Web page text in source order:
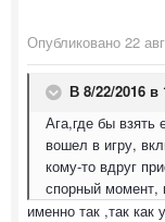
Опубликовано 22
В 8/22/2016 в
Ага,где бы
вошел в игру,
кому-то вдруг
спорный момент,
именно так ,так как